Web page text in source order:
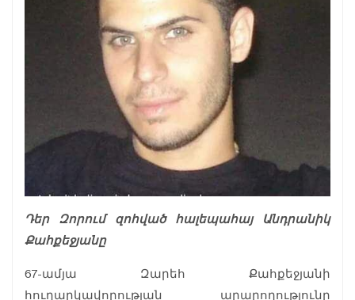
Դեր Զորում զոհված հալեպահայ Անդրանիկ
Քահքեջյանը
67-ամյա Զարեհ Քահքեջյանի
հուղարկավորության արարողությունը